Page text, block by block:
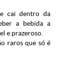
cai dentro da
a bebida a
e prazeroso.
raros que só é